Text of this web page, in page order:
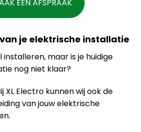
EEN AFSPRAAK
je elektrische installatie
installeren, maar is je huidige
nog niet klaar?
XL Electro kunnen wij ook de
van jouw elektrische